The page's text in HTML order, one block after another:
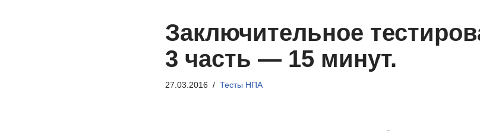
Заключительное
3 часть — 15 минут.
27.03.2016 Тесты НПА